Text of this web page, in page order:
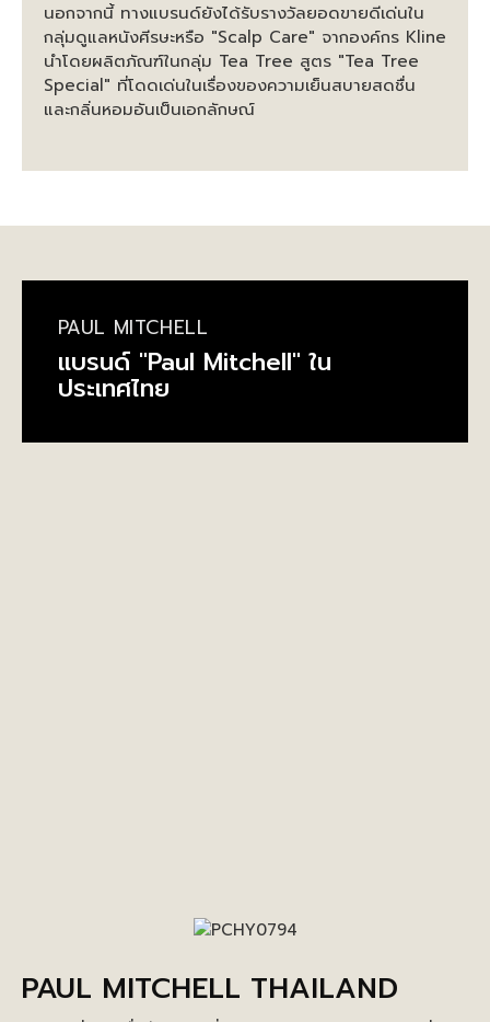
นอกจากนี้ ทางแบรนด์ยังได้รับรางวัลยอดขายดีเด่นใน
กลุ่มดูแลหนังศีรษะหรือ "Scalp Care" จากองค์กร Kline
นำโดยผลิตภัณฑ์ในกลุ่ม Tea Tree สูตร "Tea Tree
Special" ที่โดดเด่นในเรื่องของความเย็นสบายสดชื่น
และกลิ่นหอมอันเป็นเอกลักษณ์
PAUL MITCHELL
แบรนด์ "Paul Mitchell" ใน
ประเทศไทย
PAUL MITCHELL THAILAND